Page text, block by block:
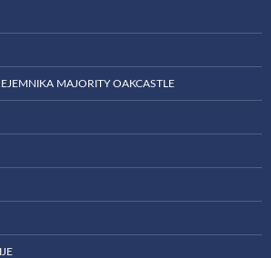
MAJORITY OAKCASTLE